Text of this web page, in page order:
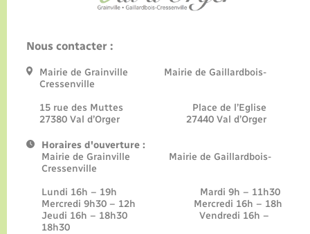
Nous contacter :
Mairie de Grainville Mairie de Gaillardbois-
Cressenville
15 rue des Muttes Place de l’Eglise
27380 Val d’Orger 27440 Val d’Orger
Horaires d'ouverture :
Mairie de Grainville Mairie de Gaillardbois-
Cressenville
Lundi 16h – 19h Mardi 9h – 11h30
Mercredi 9h30 – 12h Mercredi 16h – 18h
Jeudi 16h – 18h30 Vendredi 16h –
18h30